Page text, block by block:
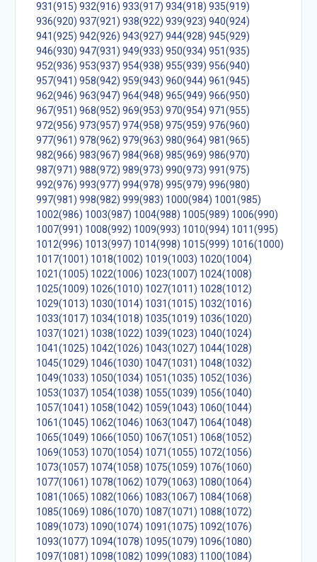
931(915) 932(916) 933(917) 934(918) 935(919)
936(920) 937(921) 938(922) 939(923) 940(924)
941(925) 942(926) 943(927) 944(928) 945(929)
946(930) 947(931) 949(933) 950(934) 951(935)
952(936) 953(937) 954(938) 955(939) 956(940)
957(941) 958(942) 959(943) 960(944) 961(945)
962(946) 963(947) 964(948) 965(949) 966(950)
967(951) 968(952) 969(953) 970(954) 971(955)
972(956) 973(957) 974(958) 975(959) 976(960)
977(961) 978(962) 979(963) 980(964) 981(965)
982(966) 983(967) 984(968) 985(969) 986(970)
987(971) 988(972) 989(973) 990(973) 991(975)
992(976) 993(977) 994(978) 995(979) 996(980)
997(981) 998(982) 999(983) 1000(984) 1001(985)
1002(986) 1003(987) 1004(988) 1005(989) 1006(990)
1007(991) 1008(992) 1009(993) 1010(994) 1011(995)
1012(996) 1013(997) 1014(998) 1015(999) 1016(1000)
1017(1001) 1018(1002) 1019(1003) 1020(1004)
1021(1005) 1022(1006) 1023(1007) 1024(1008)
1025(1009) 1026(1010) 1027(1011) 1028(1012)
1029(1013) 1030(1014) 1031(1015) 1032(1016)
1033(1017) 1034(1018) 1035(1019) 1036(1020)
1037(1021) 1038(1022) 1039(1023) 1040(1024)
1041(1025) 1042(1026) 1043(1027) 1044(1028)
1045(1029) 1046(1030) 1047(1031) 1048(1032)
1049(1033) 1050(1034) 1051(1035) 1052(1036)
1053(1037) 1054(1038) 1055(1039) 1056(1040)
1057(1041) 1058(1042) 1059(1043) 1060(1044)
1061(1045) 1062(1046) 1063(1047) 1064(1048)
1065(1049) 1066(1050) 1067(1051) 1068(1052)
1069(1053) 1070(1054) 1071(1055) 1072(1056)
1073(1057) 1074(1058) 1075(1059) 1076(1060)
1077(1061) 1078(1062) 1079(1063) 1080(1064)
1081(1065) 1082(1066) 1083(1067) 1084(1068)
1085(1069) 1086(1070) 1087(1071) 1088(1072)
1089(1073) 1090(1074) 1091(1075) 1092(1076)
1093(1077) 1094(1078) 1095(1079) 1096(1080)
1097(1081) 1098(1082) 1099(1083) 1100(1084)